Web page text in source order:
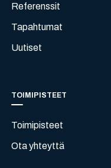
Referenssit
Tapahtumat
Uutiset
TOIMIPISTEET
Toimipisteet
Ota yhteyttä